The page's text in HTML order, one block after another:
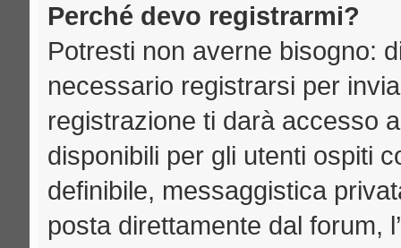
Perché devo registrarmi?
Potresti non averne bisogno:
necessario registrarsi per
registrazione ti darà accesso
disponibili per gli utenti ospiti
definibile, messaggistica
posta direttamente dal forum,